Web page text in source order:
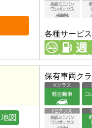
各種サービス
地図
保有車両ク